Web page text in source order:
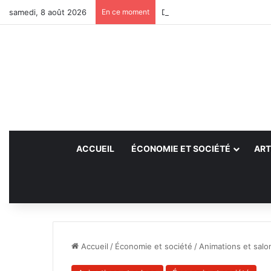
samedi, 8 août 2026 En ce moment Des projets futurs pour les
ACCUEIL ÉCONOMIE ET SOCIÉTÉ
Accueil / Économie et société / Animations et